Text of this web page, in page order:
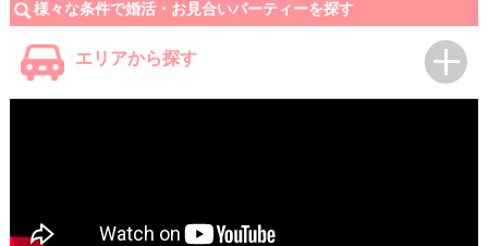
様々な条件で婚活・お見合いパーティーを探す
エリアから探す